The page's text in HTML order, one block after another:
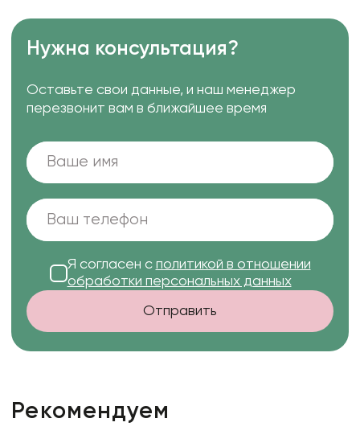
Нужна консультация?
Оставьте свои данные, и наш менеджер
перезвонит вам в ближайшее время
Я согласен с политикой в отношении
обработки персональных данных
Отправить
Рекомендуем